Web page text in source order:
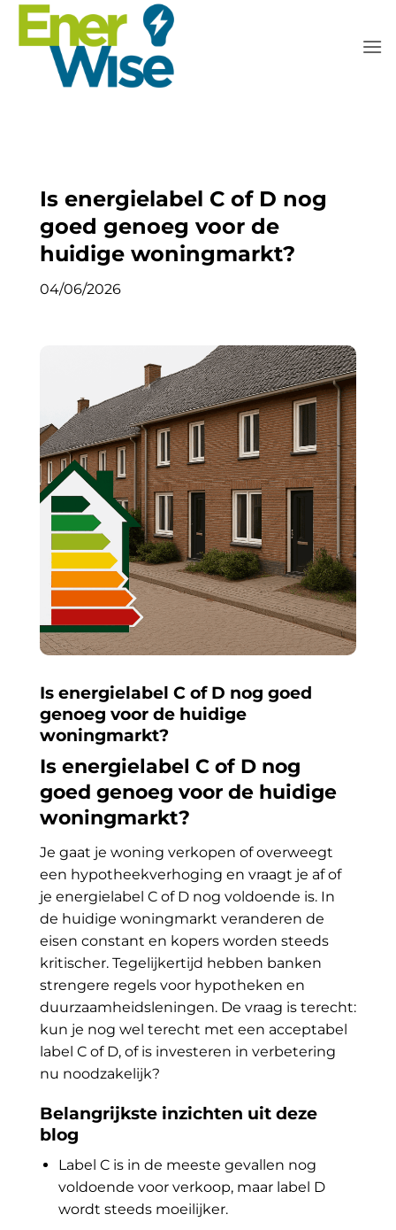
naar
inhoud
Is energielabel C of D nog
goed genoeg voor de
huidige woningmarkt?
04/06/2026
Is energielabel C of D nog goed
genoeg voor de huidige
woningmarkt?
Is energielabel C of D nog
goed genoeg voor de huidige
woningmarkt?
Je gaat je woning verkopen of overweegt
een hypotheekverhoging en vraagt je af of
je energielabel C of D nog voldoende is. In
de huidige woningmarkt veranderen de
eisen constant en kopers worden steeds
kritischer. Tegelijkertijd hebben banken
strengere regels voor hypotheken en
duurzaamheidsleningen. De vraag is terecht:
kun je nog wel terecht met een acceptabel
label C of D, of is investeren in verbetering
nu noodzakelijk?
Belangrijkste inzichten uit deze
blog
Label C is in de meeste gevallen nog
voldoende voor verkoop, maar label D
wordt steeds moeilijker.